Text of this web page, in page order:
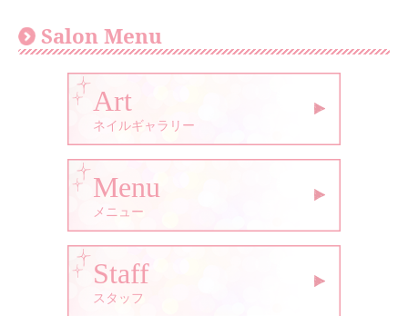
Salon Menu
Art
ネイルギャラリー
Menu
メニュー
Staff
スタッフ